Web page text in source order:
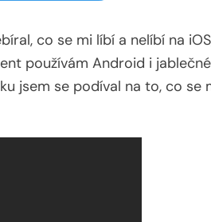
co se mi líbí a nelíbí na
používám Android i
jsem se podíval na to, co se